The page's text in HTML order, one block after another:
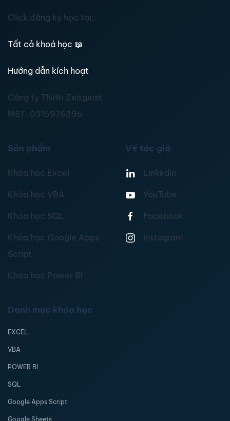
Click đăng ký học tại:
Tất cả khoá học 📖
Hướng dẫn kích hoạt
Công ty TNHH Zeitgeist
MST: 0315976395
Sản phẩm
Khóa học Excel
Khóa học VBA
Khóa học SQL
Khóa học Google Apps
Script
Khóa học Power BI
Về tác giả
Linkedin
YouTube
Facebook
Instagram
Danh mục khóa học
EXCEL
VBA
POWER BI
SQL
Google Apps Script
Google Sheets